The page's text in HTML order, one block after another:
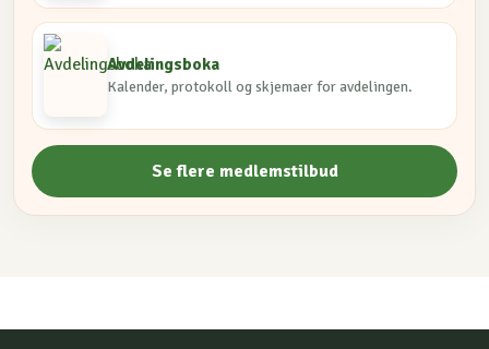
Avdelingsboka
Kalender, protokoll og skjemaer for avdelingen.
Se flere medlemstilbud